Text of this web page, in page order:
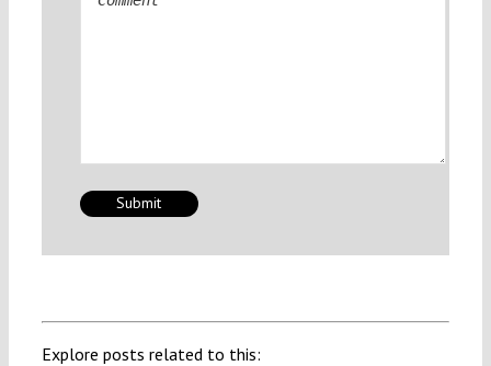
Explore posts related to this: